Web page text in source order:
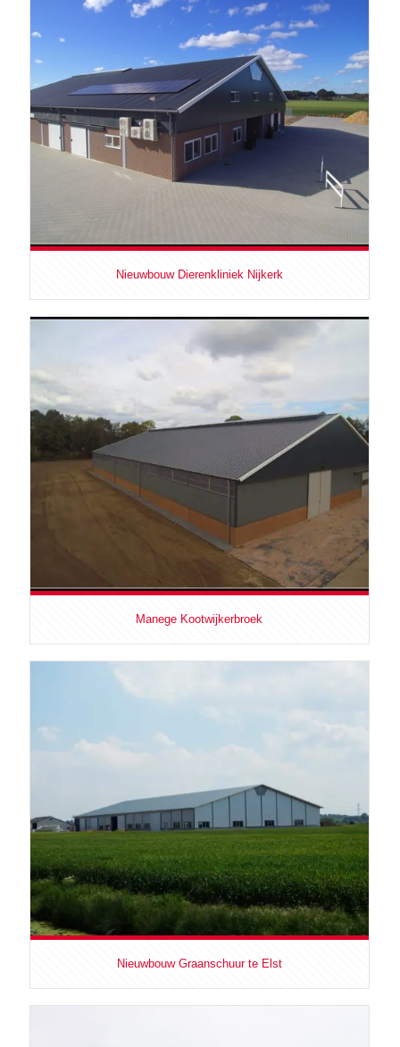
Nieuwbouw Dierenkliniek Nijkerk
Manege Kootwijkerbroek
Nieuwbouw Graanschuur te Elst